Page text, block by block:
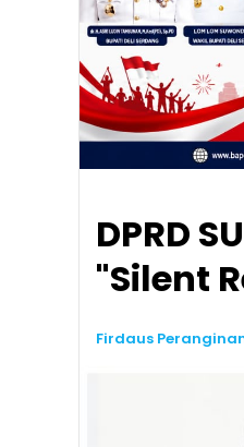
DPRD
"Silent
Firdaus